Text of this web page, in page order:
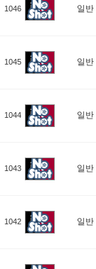
1046 일반
1045 일반
1044 일반
1043 일반
1042 일반